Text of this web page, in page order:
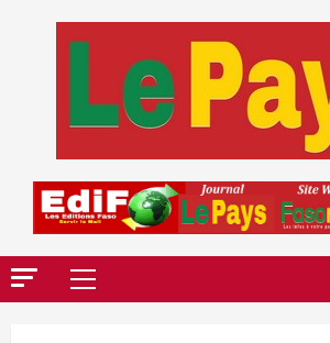
Menu